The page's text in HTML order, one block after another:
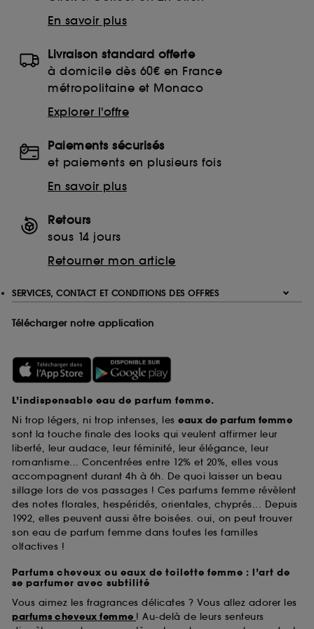
En savoir plus
Livraison standard offerte
à domicile dès 60€ en France
métropolitaine et Monaco
Explorer l'offre
Paiements sécurisés
et paiements en plusieurs fois
En savoir plus
Retours
sous 14 jours
Retourner mon article
SERVICES, CONTACT ET CONDITIONS DES OFFRES
Télécharger notre application
L’indispensable eau de parfum femme.
Ni trop légers, ni trop intenses, les eaux de parfum femme
sont la touche finale des looks qui veulent affirmer leur
liberté, leur audace, leur féminité, leur élégance, leur
romantisme... Concentrées entre 12% et 20%, elles vous
accompagnent durant 4h à 6h. De quoi laisser un beau
sillage lors de vos passages ! Ces parfums femme révèlent
des notes florales, hespéridés, orientales, chyprés... Depuis
1992, elles peuvent aussi être boisées. oui, on peut trouver
son eau de parfum femme dans toutes les familles
olfactives !
Parfums cheveux ou eaux de toilette femme : l’art de
se parfumer avec subtilité
Vous aimez les fragrances délicates ? Vous allez adorer les
parfums cheveux femme ! Au-delà de leurs senteurs
collectées ou générées lors de votre activité en ligne
sur "continuer sans accepter". Voous pouvez à tout
moment choisir de retirer votrte consentement. Si vous
souhaitez obtenir plus d'information sur les cookies
utilisés, cliquezici.